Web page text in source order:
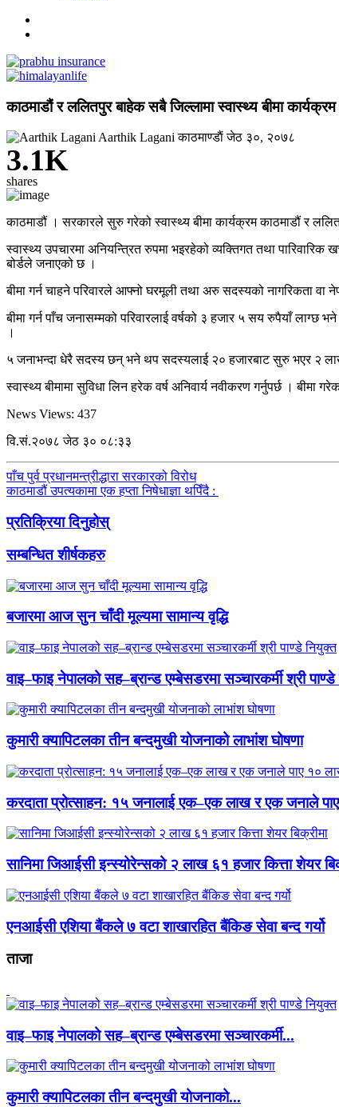
काठमाडौं र ललितपुर बाहेक सबै जिल्लामा स्वास्थ्य बीमा
Aarthik Laganiकाठमाण्डाैंजेठ ३०, २०७८
3.1K
shares
काठमाडौं । सरकारले सुरु गरेको स्वास्थ्य बीमा कार्यक्रम काठमाडौं र
स्वास्थ्य उपचारमा अनियन्त्रित रुपमा भइरहेको व्यक्तिगत तथा पारिवारिक
बोर्डले जनाएको छ ।
बीमा गर्न चाहने परिवारले आफ्नो घरमूली तथा अरु सदस्यको नागरिकता वा
बीमा गर्न पाँच जनासम्मको परिवारलाई वर्षको ३ हजार ५ सय रुपैयाँ लाग्छ
।
५ जनाभन्दा धेरै सदस्य छन् भने थप सदस्यलाई २० हजारबाट सुरु भएर २
स्वास्थ्य बीमामा सुविधा लिन हरेक वर्ष अनिवार्य नवीकरण गर्नुपर्छ ।
News Views: 437
वि.सं.२०७८ जेठ ३० ०८:३३
पाँच पुर्व प्रधानमन्त्रीद्धारा सरकारको विरोध
काठमाडौं उपत्यकामा एक हप्ता निषेधाज्ञा थपिँदै :
प्रतिक्रिया दिनुहोस्
सम्बन्धित शीर्षकहरु
बजारमा आज सुन चाँदी मूल्यमा सामान्य वृद्धि
वाइ–फाइ नेपालको सह–ब्रान्ड एम्बेसडरमा सञ्चारकर्मी श्री
कुमारी क्यापिटलका तीन बन्दमुखी योजनाको लाभांश घोषणा
करदाता प्रोत्साहन: १५ जनालाई एक–एक लाख र एक जनाले
सानिमा जिआईसी इन्स्योरेन्सको २ लाख ६१ हजार कित्ता शेयर
एनआईसी एशिया बैंकले ७ वटा शाखारहित बैंकिङ सेवा बन्द गर्यो
ताजा
वाइ–फाइ नेपालको सह–ब्रान्ड एम्बेसडरमा सञ्चारकर्मी...
कुमारी क्यापिटलका तीन बन्दमुखी योजनाको...